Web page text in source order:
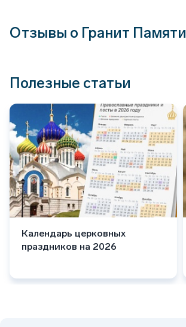
Отзывы о Гранит Памяти
Полезные статьи
Календарь церковных
праздников на 2026